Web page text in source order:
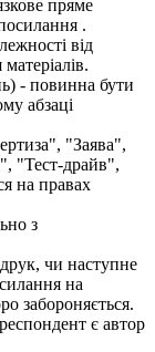
пряме
.
від
- повинна бути
абзаці
"Заява",
"Тест-драйв",
на правах
з
чи наступне
на
забороняється.
є автор